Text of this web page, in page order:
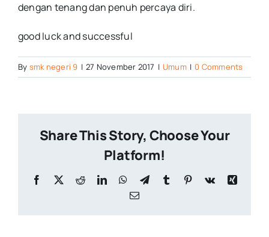
dengan tenang dan penuh percaya diri.
good luck and successful
By smk negeri 9 | 27 November 2017 | Umum | 0 Comments
Share This Story, Choose Your
Platform!
Facebook
X RedditLinkedInWhatsApp
TelegramTumblr Pinterest
Vk
Xing
Email